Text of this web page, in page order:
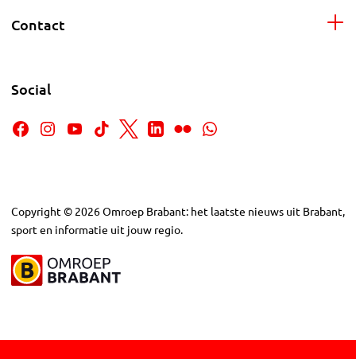
Contact
Social
Copyright © 2026Omroep Brabant: het laatste nieuws uit Brabant,
sport en informatie uit jouw regio.